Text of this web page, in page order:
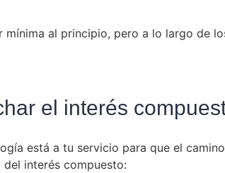
mínima al principio, pero a lo largo de
el interés
está a tu servicio para que el
interés compuesto: